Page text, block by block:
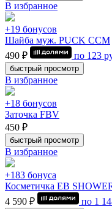
В избранное
+19 бонусов
Шайба муж. PUCK CCM
490 ₽
по 123
быстрый просмотр
В избранное
+18 бонусов
Заточка FBV
450 ₽
быстрый просмотр
В избранное
+183 бонуса
Косметичка EB
4 590 ₽
по 1